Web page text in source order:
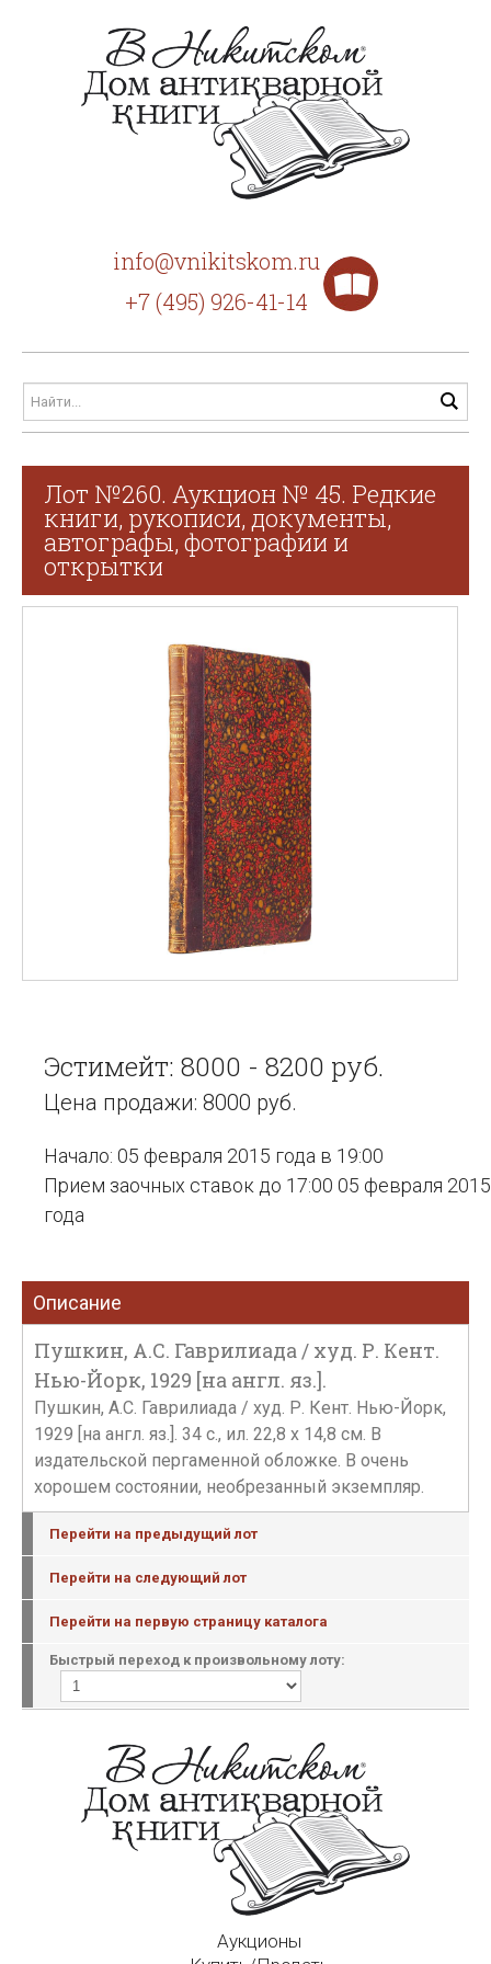
info@vnikitskom.ru
+7 (495) 926-41-14
Лот №260. Аукцион № 45. Редкие
книги, рукописи, документы,
автографы, фотографии и
открытки
Эстимейт: 8000 - 8200 руб.
Цена продажи: 8000 руб.
Начало: 05 февраля 2015 года в 19:00
Прием заочных ставок до 17:00 05 февраля 2015
года
Описание
Пушкин, А.С. Гаврилиада / худ. Р. Кент.
Нью-Йорк, 1929 [на англ. яз.].
Пушкин, А.С. Гаврилиада / худ. Р. Кент. Нью-Йорк,
1929 [на англ. яз.]. 34 с., ил. 22,8 х 14,8 см. В
издательской пергаменной обложке. В очень
хорошем состоянии, необрезанный экземпляр.
Перейти на предыдущий лот
Перейти на следующий лот
Перейти на первую страницу каталога
Быстрый переход к произвольному лоту:
Аукционы